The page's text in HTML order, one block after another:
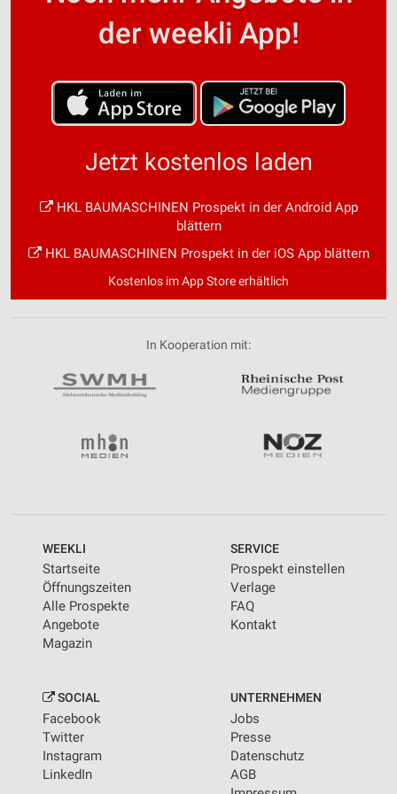
der weekli App!
Jetzt kostenlos laden
HKL BAUMASCHINEN Prospekt in der Android App
blättern
HKL BAUMASCHINEN Prospekt in der iOS App blättern
Kostenlos im App Store erhältlich
In Kooperation mit:
WEEKLI
Startseite
Öffnungszeiten
Alle Prospekte
Angebote
Magazin
SERVICE
Prospekt einstellen
Verlage
FAQ
Kontakt
SOCIAL
Facebook
Twitter
Instagram
LinkedIn
UNTERNEHMEN
Jobs
Presse
Datenschutz
AGB